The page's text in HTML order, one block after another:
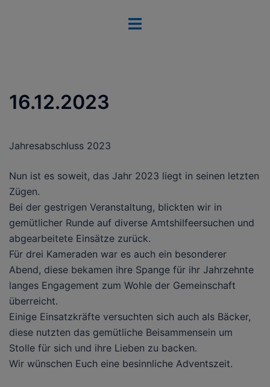
Menü
16.12.2023
Jahresabschluss 2023
Nun ist es soweit, das Jahr 2023 liegt in seinen letzten
Zügen.
Bei der gestrigen Veranstaltung, blickten wir in
gemütlicher Runde auf diverse Amtshilfeersuchen und
abgearbeitete Einsätze zurück.
Für drei Kameraden war es auch ein besonderer
Abend, diese bekamen ihre Spange für ihr Jahrzehnte
langes Engagement zum Wohle der Gemeinschaft
überreicht.
Einige Einsatzkräfte versuchten sich auch als Bäcker,
diese nutzten das gemütliche Beisammensein um
Stolle für sich und ihre Lieben zu backen.
Wir wünschen Euch eine besinnliche Adventszeit.